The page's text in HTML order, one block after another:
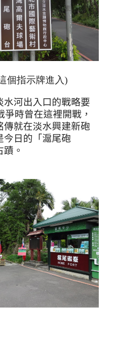
個指示牌進入)
水河出入口的戰略要
爭時曾在這裡開戰，
傳就在淡水興建新砲
今日的「滬尾砲
。